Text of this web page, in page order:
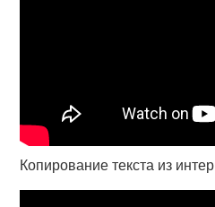
Копирование текста из